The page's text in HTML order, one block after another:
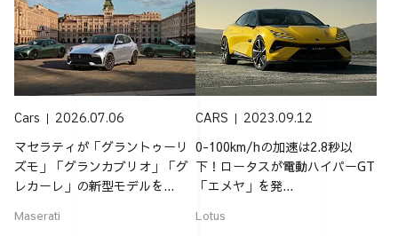
Cars 2026.07.06
マセラティが「グラントゥーリ
ズモ」「グランカブリオ」「グ
レカーレ」の新型モデルを...
Maserati
CARS 2023.09.12
0-100km/hの加速は2.8秒以
下！ロータスが電動ハイパーGT
「エメヤ」を発...
Lotus